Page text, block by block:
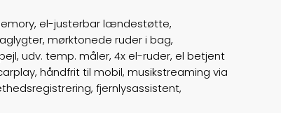
B
bremser
el-justerbar lændestøtte,
mørktonede ruder i bag,
udv. temp. måler, 4x el-ruder, el betjent
håndfrit til mobil, musikstreaming via
fjernlysassistent,